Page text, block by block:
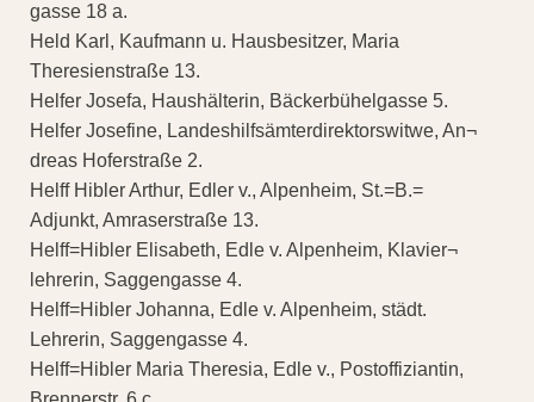
gasse 18 a.
Held Karl, Kaufmann u. Hausbesitzer, Maria
Theresienstraße 13.
Helfer Josefa, Haushälterin, Bäckerbühelgasse 5.
Helfer Josefine, Landeshilfsämterdirektorswitwe, An¬
dreas Hoferstraße 2.
Helff Hibler Arthur, Edler v., Alpenheim, St.=B.=
Adjunkt, Amraserstraße 13.
Helff=Hibler Elisabeth, Edle v. Alpenheim, Klavier¬
lehrerin, Saggengasse 4.
Helff=Hibler Johanna, Edle v. Alpenheim, städt.
Lehrerin, Saggengasse 4.
Helff=Hibler Maria Theresia, Edle v., Postoffiziantin,